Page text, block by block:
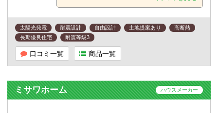
太陽光発電 耐震設計 自由設計 土地提案あり
高断熱
長期優良住宅
耐震等級3
口コミ一覧 商品一覧
ミサワホーム ハウスメーカー